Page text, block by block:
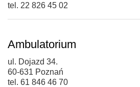
tel. 22 826 45 02
Ambulatorium
ul. Dojazd 34.
60-631 Poznań
tel. 61 846 46 70